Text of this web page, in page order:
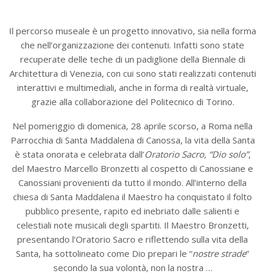
Il percorso museale è un progetto innovativo, sia nella forma
che nell’organizzazione dei contenuti. Infatti sono state
recuperate delle teche di un padiglione della Biennale di
Architettura di Venezia, con cui sono stati realizzati contenuti
interattivi e multimediali, anche in forma di realtà virtuale,
grazie alla collaborazione del Politecnico di Torino.
Nel pomeriggio di domenica, 28 aprile scorso, a Roma nella
Parrocchia di Santa Maddalena di Canossa, la vita della Santa
è stata onorata e celebrata dall’Oratorio Sacro, “Dio solo”,
del Maestro Marcello Bronzetti al cospetto di Canossiane e
Canossiani provenienti da tutto il mondo. All’interno della
chiesa di Santa Maddalena il Maestro ha conquistato il folto
pubblico presente, rapito ed inebriato dalle salienti e
celestiali note musicali degli spartiti. Il Maestro Bronzetti,
presentando l’Oratorio Sacro e riflettendo sulla vita della
Santa, ha sottolineato come Dio prepari le “nostre strade”
secondo la sua volontà, non la nostra …